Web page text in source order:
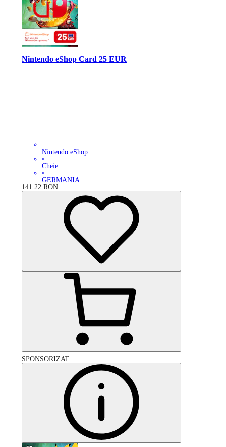
Nintendo eShop Card 25 EUR
Nintendo eShop
•
Cheie
•
GERMANIA
141.22 RON
SPONSORIZAT